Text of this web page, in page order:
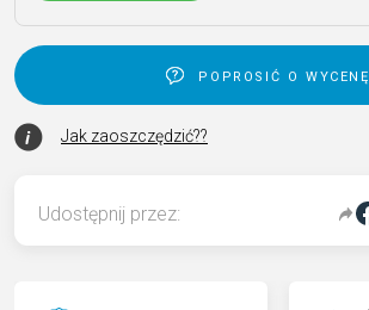
poprosić o wycenę
Jak zaoszczędzić??
Udostępnij przez: